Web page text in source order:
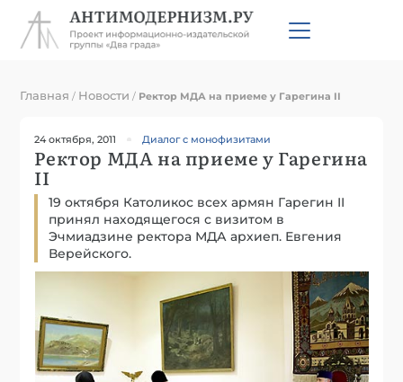
Главная / Новости / Ректор МДА на приеме у Гарегина II
24 октября, 2011 Диалог с монофизитами
Ректор МДА на приеме у Гарегина
II
19 октября Католикос всех армян Гарегин II
принял находящегося с визитом в
Эчмиадзине ректора МДА архиеп. Евгения
Верейского.